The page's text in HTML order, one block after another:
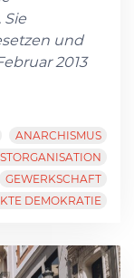
und
2013
ANARCHISMUS
GEWERKSCHAFT
DEMOKRATIE